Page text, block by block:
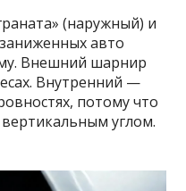
(наружный) и
авто
Внешний шарнир
Внутренний —
потому что
углом.